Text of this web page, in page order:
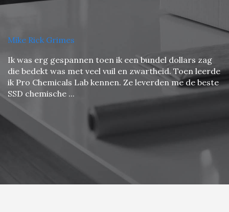
Mike Rick Grimes
Ik was erg gespannen toen ik een bundel dollars zag
die bedekt was met veel vuil en zwartheid. Toen leerde
ik Pro Chemicals Lab kennen. Ze leverden me de beste
SSD chemische ...